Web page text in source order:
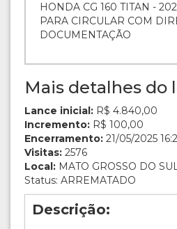
HONDA CG 160 TITAN -
PARA CIRCULAR COM
DOCUMENTAÇÃO
Mais detalhes do
Lance inicial: R$ 4.840,00
Incremento: R$ 100,00
Encerramento: 21/05/2025
Visitas: 2576
Local: MATO GROSSO DO
Status: ARREMATADO
Descrição: